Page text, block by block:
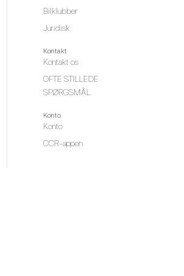
Bilklubber
Juridisk
Kontakt
Kontakt os
OFTE STILLEDE
SPØRGSMÅL
Konto
Konto
CCR-appen